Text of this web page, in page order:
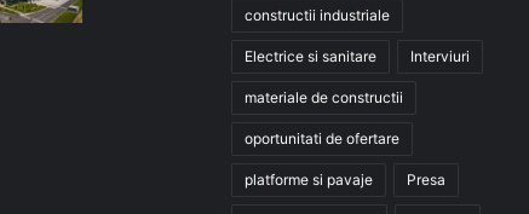
constructii industriale
Electrice si sanitare Interviuri
materiale de constructii
oportunitati de ofertare
platforme si pavaje Presa